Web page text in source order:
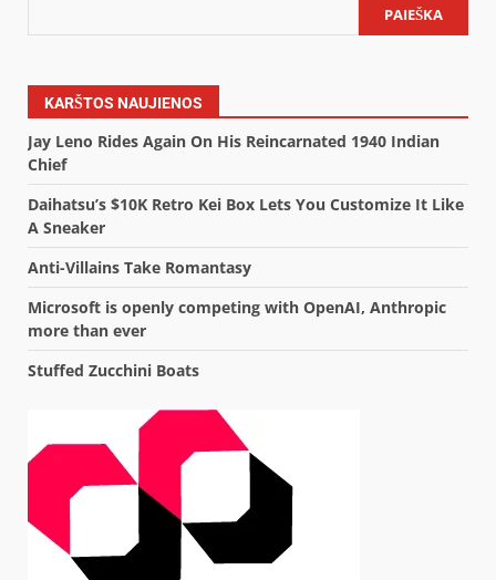
PAIEŠKA
KARŠTOS NAUJIENOS
Jay Leno Rides Again On His Reincarnated 1940 Indian
Chief
Daihatsu’s $10K Retro Kei Box Lets You Customize It Like
A Sneaker
Anti-Villains Take Romantasy
Microsoft is openly competing with OpenAI, Anthropic
more than ever
Stuffed Zucchini Boats